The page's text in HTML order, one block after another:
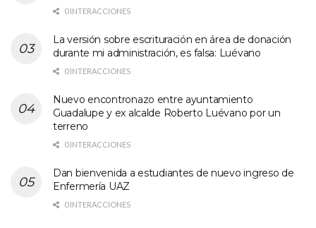
0 INTERACCIONES
La versión sobre escrituración en área de donación
durante mi administración, es falsa: Luévano
0 INTERACCIONES
Nuevo encontronazo entre ayuntamiento
Guadalupe y ex alcalde Roberto Luévano por un
terreno
0 INTERACCIONES
Dan bienvenida a estudiantes de nuevo ingreso de
Enfermería UAZ
0 INTERACCIONES